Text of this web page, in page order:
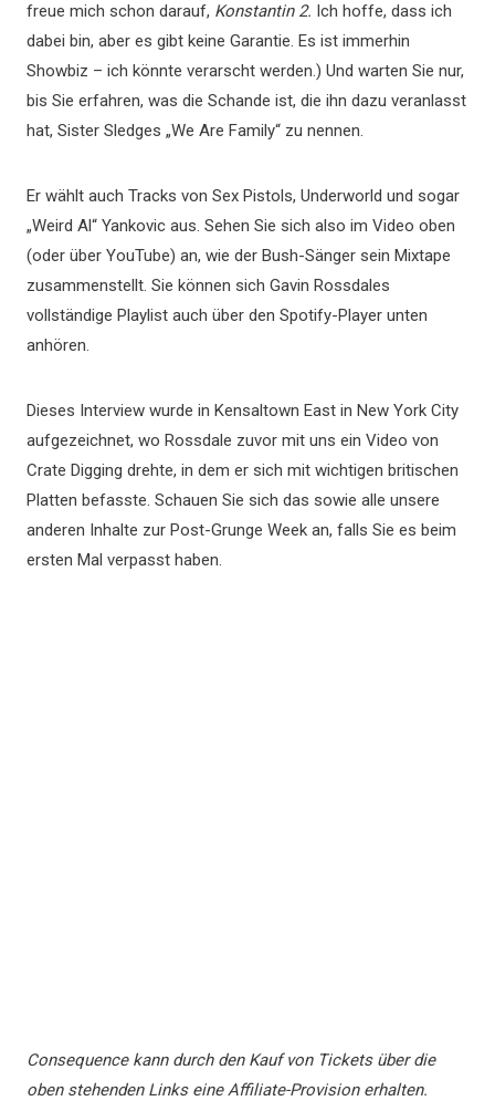
freue mich schon darauf, Konstantin 2. Ich hoffe, dass ich
dabei bin, aber es gibt keine Garantie. Es ist immerhin
Showbiz – ich könnte verarscht werden.) Und warten Sie nur,
bis Sie erfahren, was die Schande ist, die ihn dazu veranlasst
hat, Sister Sledges „We Are Family“ zu nennen.
Er wählt auch Tracks von Sex Pistols, Underworld und sogar
„Weird Al“ Yankovic aus. Sehen Sie sich also im Video oben
(oder über YouTube) an, wie der Bush-Sänger sein Mixtape
zusammenstellt. Sie können sich Gavin Rossdales
vollständige Playlist auch über den Spotify-Player unten
anhören.
Dieses Interview wurde in Kensaltown East in New York City
aufgezeichnet, wo Rossdale zuvor mit uns ein Video von
Crate Digging drehte, in dem er sich mit wichtigen britischen
Platten befasste. Schauen Sie sich das sowie alle unsere
anderen Inhalte zur Post-Grunge Week an, falls Sie es beim
ersten Mal verpasst haben.
Consequence kann durch den Kauf von Tickets über die
oben stehenden Links eine Affiliate-Provision erhalten.